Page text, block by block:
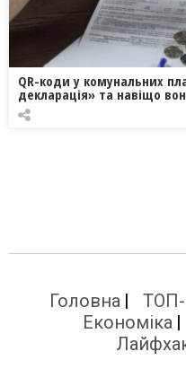
QR-коди у комунальних
декларація» та навіщо
Головна
Економіка